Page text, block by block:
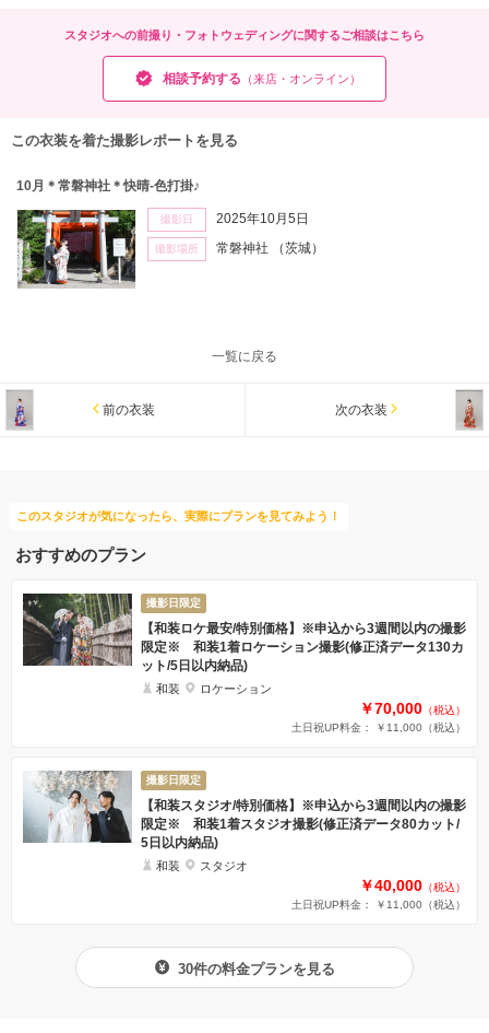
スタジオへの前撮り・フォトウェディングに関するご相談はこちら
相談予約する （来店・オンライン）
この衣装を着た撮影レポートを見る
10月＊常磐神社＊快晴-色打掛♪
撮影日 2025年10月5日
撮影場所 常磐神社 （茨城）
一覧に戻る
前の衣装 次の衣装
このスタジオが気になったら、実際にプランを見てみよう！
おすすめのプラン
撮影日限定
【和装ロケ最安/特別価格】※申込から3週間以内の撮影
限定※ 和装1着ロケーション撮影(修正済データ130カ
ット/5日以内納品)
和装 ロケーション
￥70,000 （税込）
土日祝UP料金： ￥11,000 （税込）
撮影日限定
【和装スタジオ/特別価格】※申込から3週間以内の撮影
限定※ 和装1着スタジオ撮影(修正済データ80カット/
5日以内納品)
和装 スタジオ
￥40,000 （税込）
土日祝UP料金： ￥11,000 （税込）
30件の料金プランを見る